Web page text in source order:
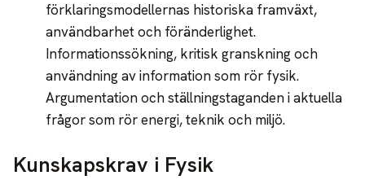
förklaringsmodellernas historiska framväxt,
användbarhet och föränderlighet.
Informationssökning, kritisk granskning och
användning av information som rör fysik.
Argumentation och ställningstaganden i aktuella
frågor som rör energi, teknik och miljö.
Kunskapskrav i Fysik